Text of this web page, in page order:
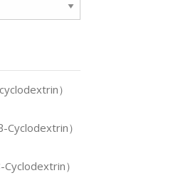
）
）
）